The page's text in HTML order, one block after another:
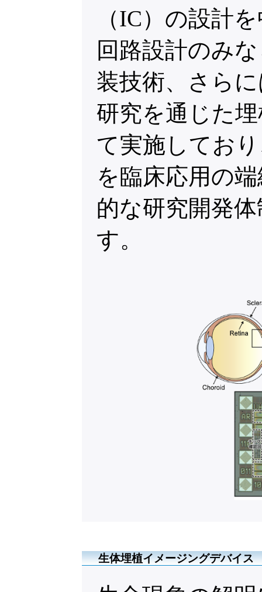
（IC）の設計
回路設計のみ
装技術、さら
研究を通じた
て実施してお
を臨床応用の
的な研究開発
す。
生体埋植イメージングデバイス